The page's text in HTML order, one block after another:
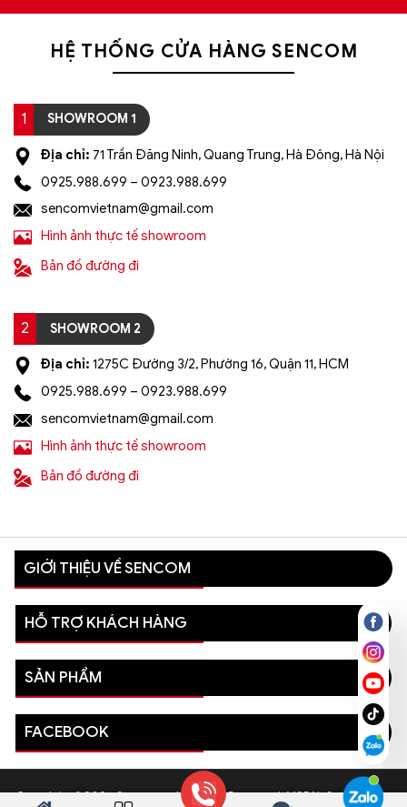
HỆ THỐNG CỬA HÀNG SENCOM
1 SHOWROOM 1
Địa chỉ: 71 Trần Đăng Ninh, Quang Trung, Hà Đông, Hà Nội
0925.988.699 – 0923.988.699
sencomvietnam@gmail.com
Hình ảnh thực tế showroom
Bản đồ đường đi
2 SHOWROOM 2
Địa chỉ: 1275C Đường 3/2, Phường 16, Quận 11, HCM
0925.988.699 – 0923.988.699
sencomvietnam@gmail.com
Hình ảnh thực tế showroom
Bản đồ đường đi
GIỚI THIỆU VỀ SENCOM
HỖ TRỢ KHÁCH HÀNG
SẢN PHẨM
FACEBOOK
Copyright © 2026 Sencom - All Rights Reserved. MSDN: 0110081996